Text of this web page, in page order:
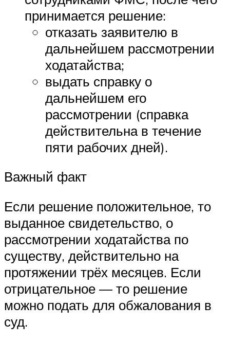
принимается решение:
отказать заявителю в
дальнейшем рассмотрении
ходатайства;
выдать справку о
дальнейшем его
рассмотрении (справка
действительна в течение
пяти рабочих дней).
Важный факт
Если решение положительное, то
выданное свидетельство, о
рассмотрении ходатайства по
существу, действительно на
протяжении трёх месяцев. Если
отрицательное — то решение
можно подать для обжалования в
суд.